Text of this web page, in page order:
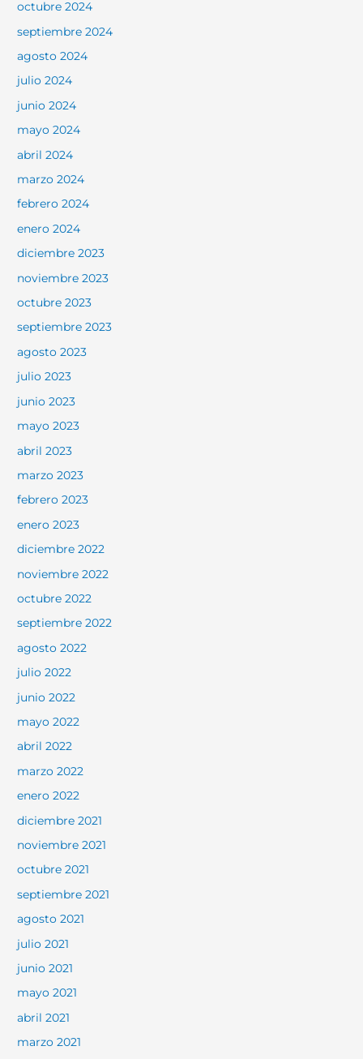
octubre 2024
septiembre 2024
agosto 2024
julio 2024
junio 2024
mayo 2024
abril 2024
marzo 2024
febrero 2024
enero 2024
diciembre 2023
noviembre 2023
octubre 2023
septiembre 2023
agosto 2023
julio 2023
junio 2023
mayo 2023
abril 2023
marzo 2023
febrero 2023
enero 2023
diciembre 2022
noviembre 2022
octubre 2022
septiembre 2022
agosto 2022
julio 2022
junio 2022
mayo 2022
abril 2022
marzo 2022
enero 2022
diciembre 2021
noviembre 2021
octubre 2021
septiembre 2021
agosto 2021
julio 2021
junio 2021
mayo 2021
abril 2021
marzo 2021